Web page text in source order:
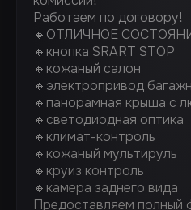
Работаем по договору!
🔸ОТЛИЧНОЕ
🔸кнопка SRART STOP
🔸кожаный салон
🔸электропривод
🔸панорамная крыша с
🔸светодиодная оптика
🔸климат-контроль
🔸кожаный мультируль
🔸круиз контроль
🔸камера заднего вида
Предоставляем полный